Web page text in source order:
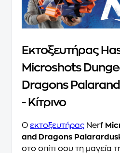
Εκτοξευτήρας
Microshots
Dragons
- Κίτρινο
Ο εκτοξευτήρας Nerf
and Dragons
στο σπίτι σου τη μαγεία